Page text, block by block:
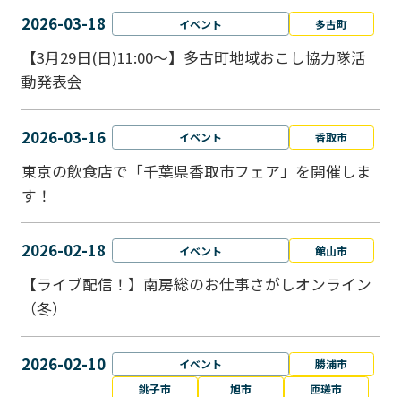
2026-03-18 イベント 多古町
【3月29日(日)11:00～】多古町地域おこし協力隊活
動発表会
2026-03-16 イベント 香取市
東京の飲食店で「千葉県香取市フェア」を開催しま
す！
2026-02-18 イベント 館山市
【ライブ配信！】南房総のお仕事さがしオンライン
（冬）
2026-02-10 イベント
勝浦市
銚子市
旭市
匝瑳市